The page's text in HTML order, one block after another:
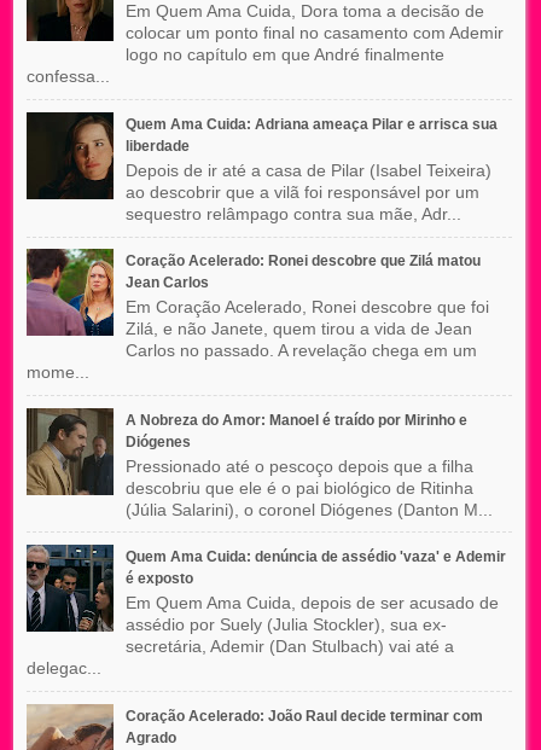
Em Quem Ama Cuida, Dora toma a decisão de
colocar um ponto final no casamento com Ademir
logo no capítulo em que André finalmente
confessa...
Quem Ama Cuida: Adriana ameaça Pilar e arrisca sua
liberdade
Depois de ir até a casa de Pilar (Isabel Teixeira)
ao descobrir que a vilã foi responsável por um
sequestro relâmpago contra sua mãe, Adr...
Coração Acelerado: Ronei descobre que Zilá matou
Jean Carlos
Em Coração Acelerado, Ronei descobre que foi
Zilá, e não Janete, quem tirou a vida de Jean
Carlos no passado. A revelação chega em um
mome...
A Nobreza do Amor: Manoel é traído por Mirinho e
Diógenes
Pressionado até o pescoço depois que a filha
descobriu que ele é o pai biológico de Ritinha
(Júlia Salarini), o coronel Diógenes (Danton M...
Quem Ama Cuida: denúncia de assédio 'vaza' e Ademir
é exposto
Em Quem Ama Cuida, depois de ser acusado de
assédio por Suely (Julia Stockler), sua ex-
secretária, Ademir (Dan Stulbach) vai até a
delegac...
Coração Acelerado: João Raul decide terminar com
Agrado